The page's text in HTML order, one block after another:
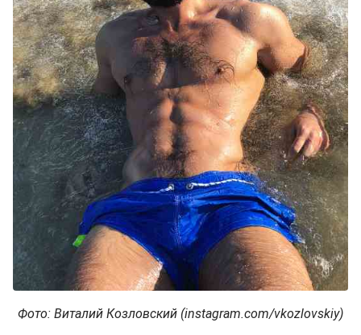
Фото: Виталий Козловский (instagram.com/vkozlovskiy)